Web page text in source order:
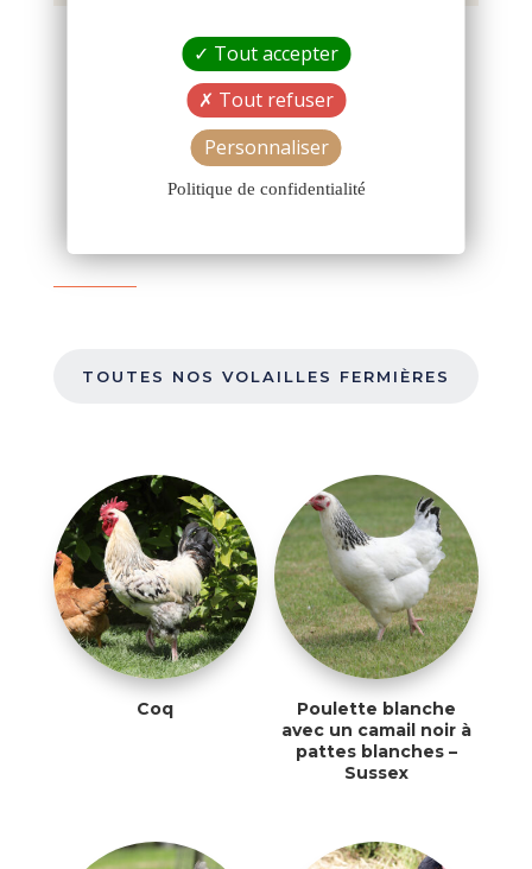
CONTACTEZ-NOUS
TOUTES NOS VOLAILLES FERMIÈRES
Coq
Poulette blanche
avec un camail noir à
pattes blanches –
Sussex
Tout accepter
Tout refuser
Personnaliser
Politique de confidentialité